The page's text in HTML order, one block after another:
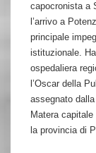
capocronista a
l’arrivo a
principale
istituzionale.
ospedaliera
l’Oscar della
assegnato
Matera
la provincia di